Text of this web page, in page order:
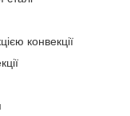
конвекції